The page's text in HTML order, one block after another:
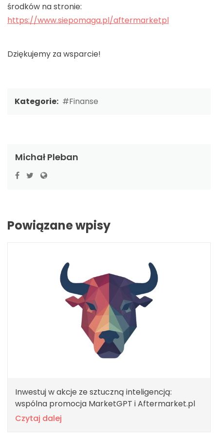
środków na stronie:
https://www.siepomaga.pl/aftermarketpl
Dziękujemy za wsparcie!
Kategorie: #Finanse
Michał Pleban
Powiązane wpisy
Inwestuj w akcje ze sztuczną inteligencją:
wspólna promocja MarketGPT i Aftermarket.pl
Czytaj dalej